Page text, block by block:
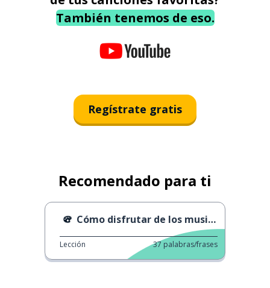
También tenemos de eso.
Regístrate gratis
Recomendado para ti
Cómo disfrutar de los musicales
Lección 37 palabras/frases